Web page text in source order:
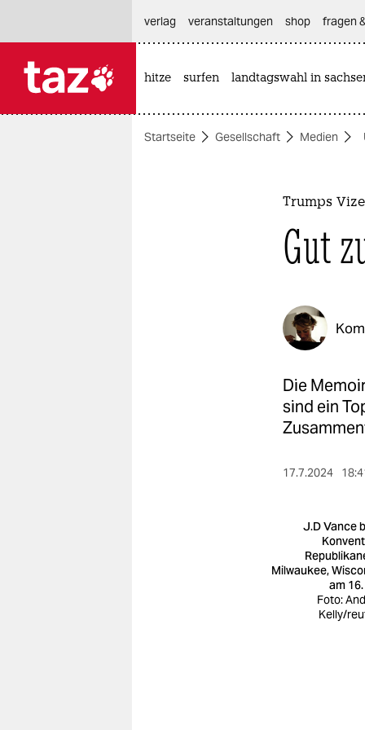
themen
verlag
veranstaltungen shop fragen
hitze surfen landtagswahl in
Startseite Gesellschaft Medien
Trumps
Gut
Die
sind ein
17.7.2024
J.D Vance
Milwaukee,
am
Foto:
Kelly/